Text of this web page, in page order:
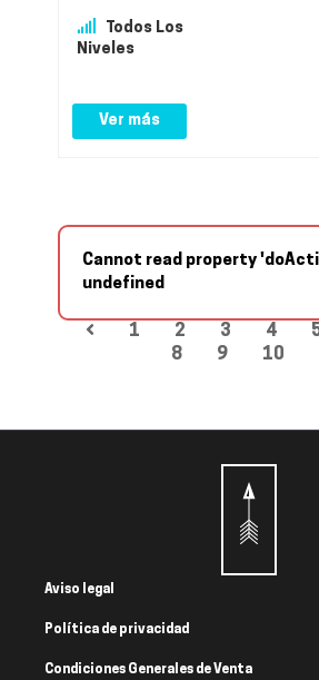
Todos Los
Niveles
Ver más
Cannot read property
undefined
1 2 3 4
8
9 10
Aviso legal
Política de privacidad
Condiciones Generales de Venta